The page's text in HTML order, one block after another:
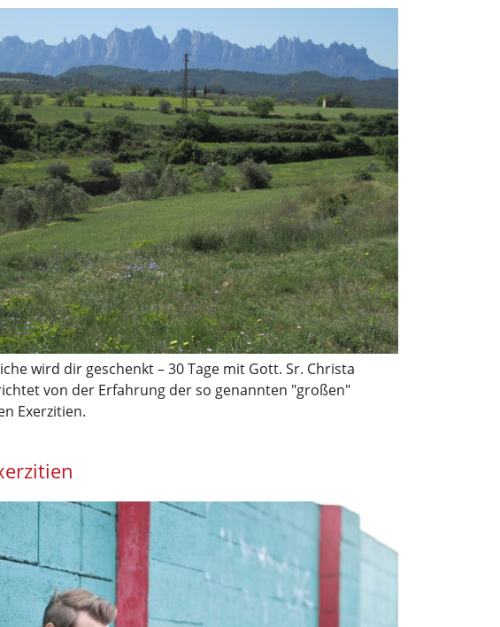
wird dir geschenkt – 30 Tage mit Gott. Sr. Christa
von der Erfahrung der so genannten "großen"
Exerzitien.